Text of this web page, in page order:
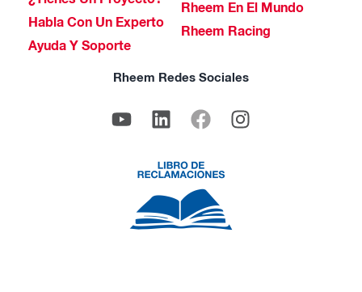
Habla Con Un Experto
Ayuda Y Soporte
Rheem En El Mundo
Rheem Racing
Rheem Redes Sociales